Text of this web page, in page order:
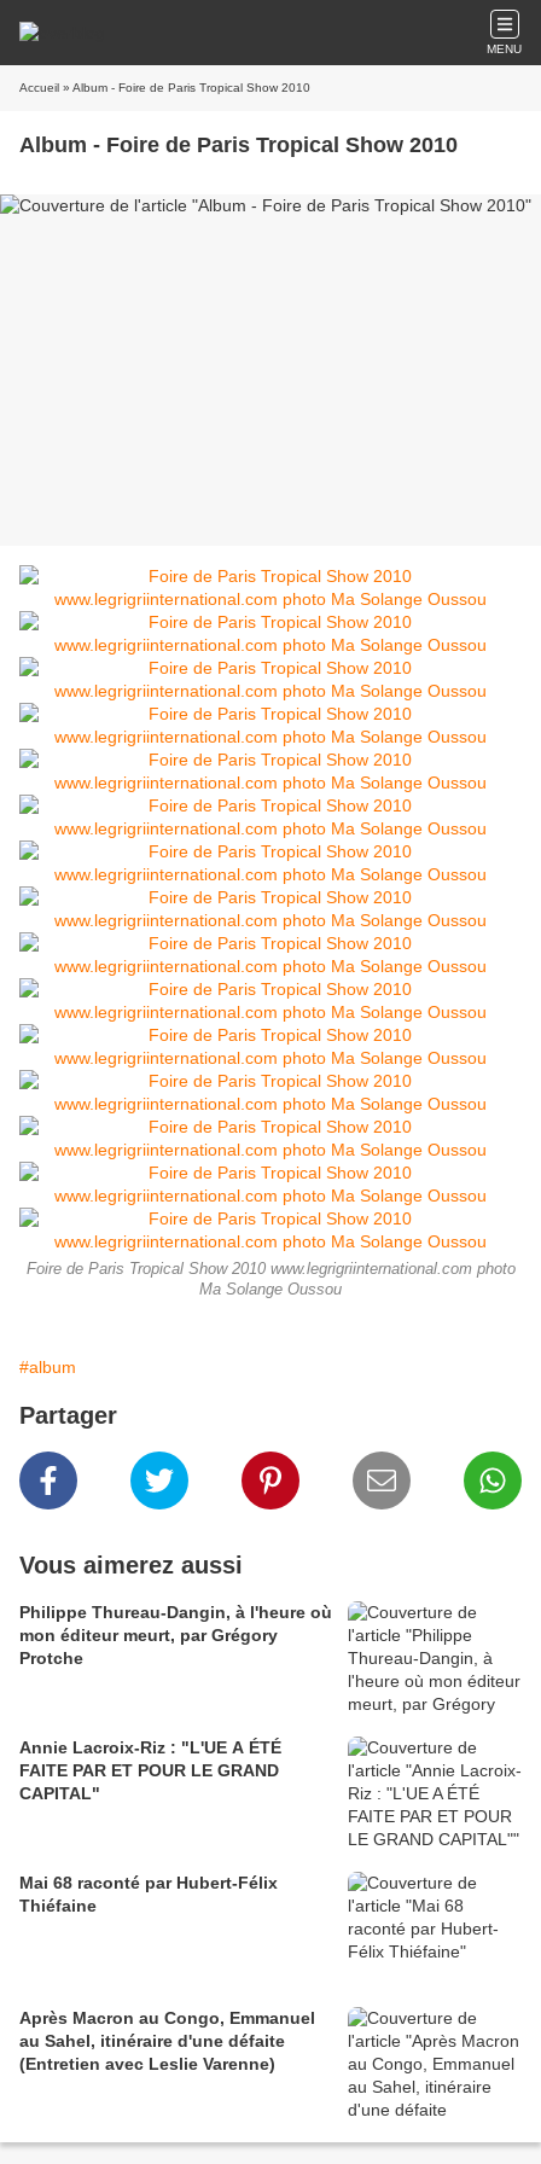
MENU
Accueil » Album - Foire de Paris Tropical Show 2010
Album - Foire de Paris Tropical Show 2010
Foire de Paris Tropical Show 2010 www.legrigriinternational.com photo
Ma Solange Oussou
#album
Partager
Vous aimerez aussi
Philippe Thureau-Dangin, à l'heure où
mon éditeur meurt, par Grégory
Protche
Annie Lacroix-Riz : "L'UE A ÉTÉ
FAITE PAR ET POUR LE GRAND
CAPITAL"
Mai 68 raconté par Hubert-Félix
Thiéfaine
Après Macron au Congo, Emmanuel
au Sahel, itinéraire d'une défaite
(Entretien avec Leslie Varenne)